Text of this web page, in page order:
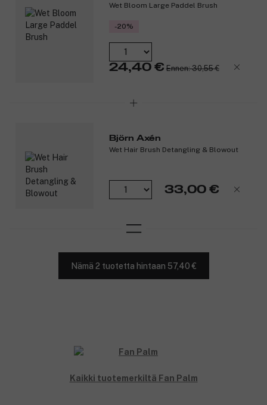
Wet Bloom Large Paddel Brush
-20%
24,40 € Ennen: 30,55 €
Björn Axén
Wet Hair Brush Detangling & Blowout
33,00 €
Nämä 2 tuotetta hintaan 57,40 €
Kaikki tuotemerkiltä Fan Palm